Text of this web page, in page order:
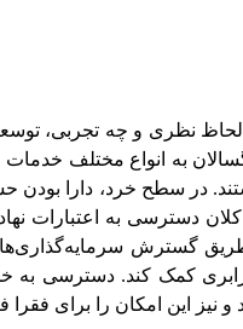
نظری و چه تجربی،
به انواع مختلف
در سطح خرد، دارا بودن
دسترسی به اعتبارات
طریق گسترش
کمک کند. دسترسی به
و نیز این امکان را برای